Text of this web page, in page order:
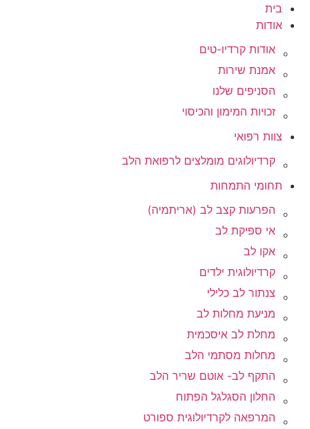
דלג
לתוכן
בית
אודות
אודות קרדיו-טים
אמנת שירות
הסניפים שלנו
זכויות המימון והכיסוי
צוות רפואי
קרדיולוגים מומלצים לרפואת הלב
תחומי התמחות
הפרעות קצב לב (אריתמיה)
אי ספיקת לב
אקו לב
קרדיולוגית ילדים
צנתור לב כלילי
מניעת מחלות לב
מחלת לב איסכמית
מחלות מסתמי הלב
התקף לב- אוטם שריר הלב
החלון הסגלגל הפתוח
המרפאה לקרדיולוגית ספורט